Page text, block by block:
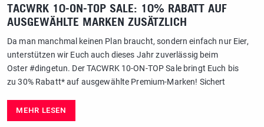
TACWRK 10-ON-TOP SALE: 10% RABATT AUF
AUSGEWÄHLTE MARKEN ZUSÄTZLICH
Da man manchmal keinen Plan braucht, sondern einfach nur Eier,
unterstützen wir Euch auch dieses Jahr zuverlässig beim
Oster #dingetun. Der TACWRK 10-ON-TOP Sale bringt Euch bis
zu 30% Rabatt* auf ausgewählte Premium-Marken! Sichert
MEHR LESEN